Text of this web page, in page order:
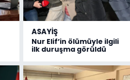
ASAYİŞ
Nur Elif’in ölümüyle ilgili
ilk duruşma görüldü